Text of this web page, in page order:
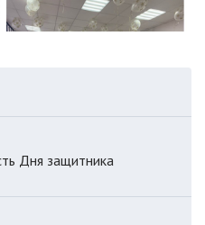
Дня защитника